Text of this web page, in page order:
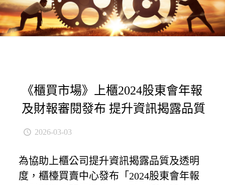
《櫃買市場》上櫃2024股東會年報
及財報審閱發布 提升資訊揭露品質
2026-03-03
為協助上櫃公司提升資訊揭露品質及透明
度，櫃檯買賣中心發布「2024股東會年報